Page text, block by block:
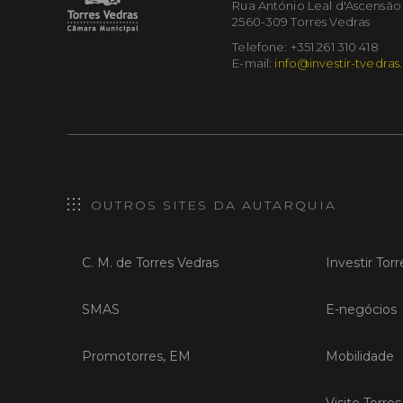
Rua António Leal d'Ascensão
2560-309 Torres Vedras
Telefone: +351 261 310 418
E-mail: info@investir-
OUTROS SITES DA AUTARQUIA
C. M. de Torres Vedras
SMAS
Promotorres, EM
Investir
E-negócios
Mobilidade